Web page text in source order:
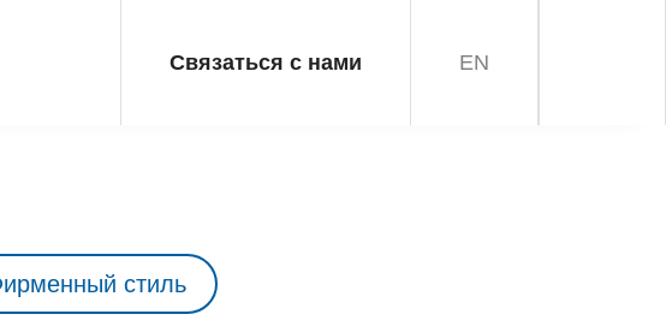
Связаться с нами EN
стиль